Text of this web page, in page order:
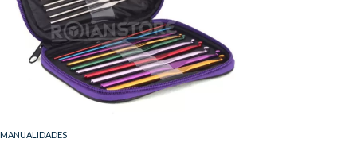
MANUALIDADES